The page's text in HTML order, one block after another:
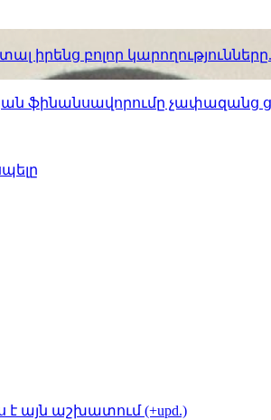
իրենց բոլոր
ֆինանսավորումը չափազանց
է այն աշխատում (+upd.)